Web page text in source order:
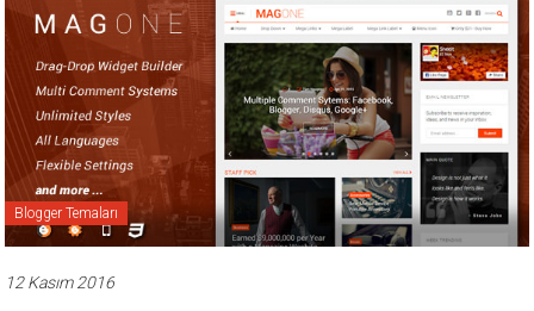
Blogger Temaları
12 Kasım 2016